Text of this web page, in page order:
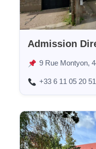
Admission
9 Rue Montyon,
+33 6 11 05 20 51